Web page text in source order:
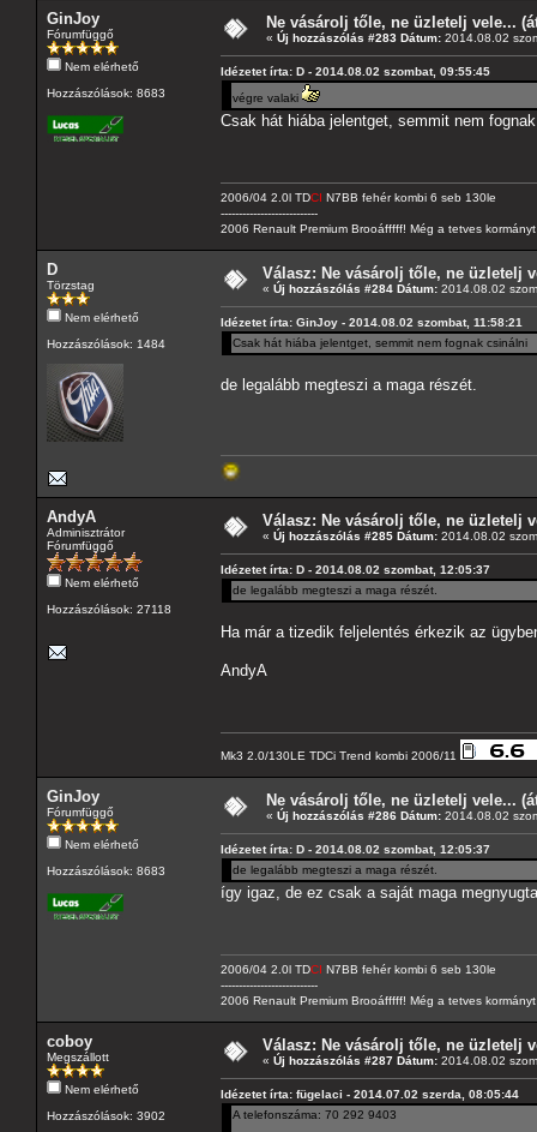
GinJoy
Fórumfüggő
Nem elérhető
Hozzászólások: 8683
Ne vásárolj tőle, ne üzletelj vele...
« Új hozzászólás #283 Dátum: 2014.08.02
Idézetet írta: D - 2014.08.02 szombat, 09:55:45
végre valaki
Csak hát hiába jelentget, semmit nem
2006/04 2.0l TDCI N7BB fehér kombi 6 seb 130le
---------------------------
2006 Renault Premium Brooáfffff! Még a tetves
D
Törzstag
Nem elérhető
Hozzászólások: 1484
Válasz: Ne vásárolj tőle, ne üzletelj
« Új hozzászólás #284 Dátum: 2014.08.02
Idézetet írta: GinJoy - 2014.08.02 szombat, 11:58:21
Csak hát hiába jelentget, semmit nem fognak csinálni
de legalább megteszi a maga részét.
AndyA
Adminisztrátor
Fórumfüggő
Nem elérhető
Hozzászólások: 27118
Válasz: Ne vásárolj tőle, ne üzletelj
« Új hozzászólás #285 Dátum: 2014.08.02
Idézetet írta: D - 2014.08.02 szombat, 12:05:37
de legalább megteszi a maga részét.
Ha már a tizedik feljelentés érkezik az
AndyA
Mk3 2.0/130LE TDCi Trend kombi 2006/11
GinJoy
Fórumfüggő
Nem elérhető
Hozzászólások: 8683
Ne vásárolj tőle, ne üzletelj vele...
« Új hozzászólás #286 Dátum: 2014.08.02
Idézetet írta: D - 2014.08.02 szombat, 12:05:37
de legalább megteszi a maga részét.
így igaz, de ez csak a saját maga
2006/04 2.0l TDCI N7BB fehér kombi 6 seb 130le
---------------------------
2006 Renault Premium Brooáfffff! Még a tetves
coboy
Megszállott
Nem elérhető
Hozzászólások: 3902
Válasz: Ne vásárolj tőle, ne üzletelj
« Új hozzászólás #287 Dátum: 2014.08.02
Idézetet írta: fügelaci - 2014.07.02 szerda, 08:05:44
A telefonszáma: 70 292 9403